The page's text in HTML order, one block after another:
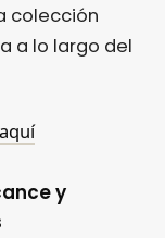
colección
a lo largo del
y